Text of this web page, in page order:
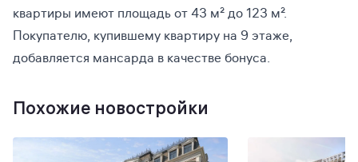
квартиры имеют площадь от 43 м² до 123 м².
Покупателю, купившему квартиру на 9 этаже,
добавляется мансарда в качестве бонуса.
Похожие новостройки